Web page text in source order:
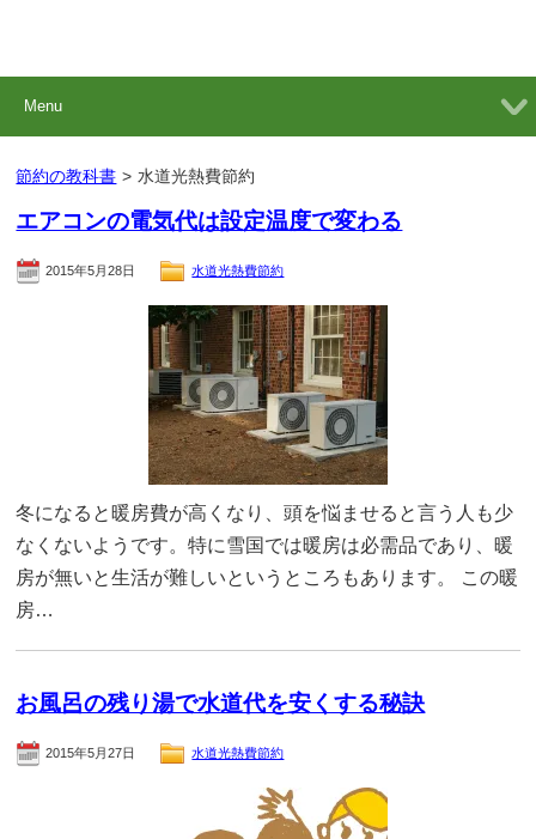
Menu
節約の教科書 > 水道光熱費節約
エアコンの電気代は設定温度で変わる
2015年5月28日 水道光熱費節約
冬になると暖房費が高くなり、頭を悩ませると言う人も少
なくないようです。特に雪国では暖房は必需品であり、暖
房が無いと生活が難しいというところもあります。 この暖
房…
お風呂の残り湯で水道代を安くする秘訣
2015年5月27日 水道光熱費節約